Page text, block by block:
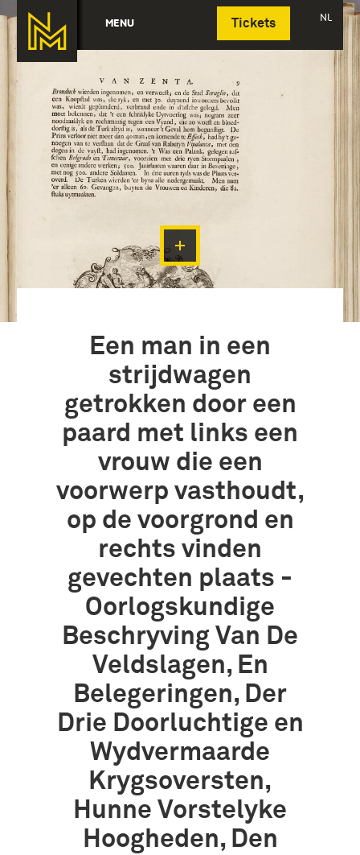
MENU Tickets NL
Deutsch
Een man in een
strijdwagen
getrokken door een
paard met links een
vrouw die een
voorwerp vasthoudt,
op de voorgrond en
rechts vinden
gevechten plaats -
Oorlogskundige
Beschryving Van De
Veldslagen, En
Belegeringen, Der
Drie Doorluchtige en
Wydvermaarde
Krygsoversten,
Hunne Vorstelyke
Hoogheden, Den